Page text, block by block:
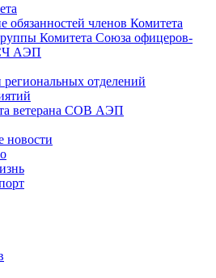
обязанностей членов Комитета
Комитета Союза офицеров-
АЭП
региональных отделений
ветерана CОВ АЭП
новости